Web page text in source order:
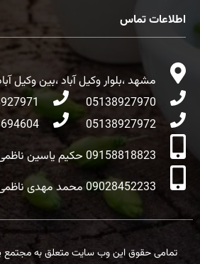
اطلاعات تماس
مشهد ،بلوار وکیل آباد ،بین وکیل آباد 52
05138927970
05138927972
09158818823 حکیم یاسین ناظمی
09028452233 محمد مهدی ناظمی
تمامی حقوق این وب سایت متعلق به